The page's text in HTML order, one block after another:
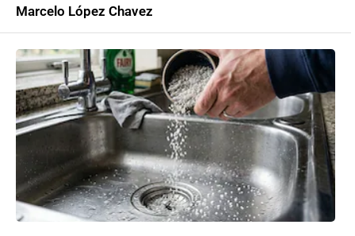
Marcelo López Chavez